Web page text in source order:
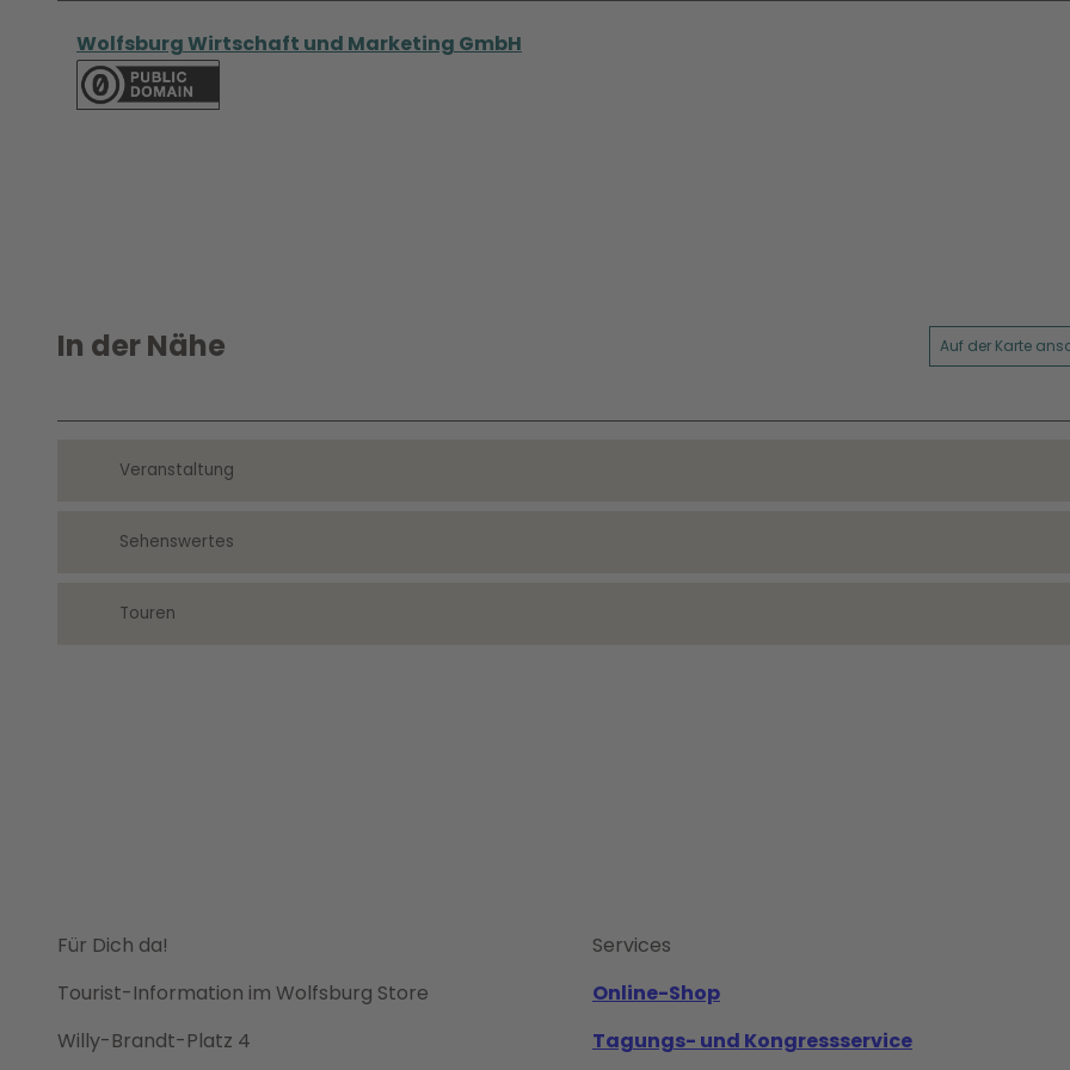
Wolfsburg Wirtschaft und Marketing GmbH
In der Nähe Auf der Karte
Veranstaltung
Sehenswertes
Touren
Für Dich da!
Tourist-Information im Wolfsburg Store
Willy-Brandt-Platz 4
Services
Online-Shop
Tagungs- und Kongressservice